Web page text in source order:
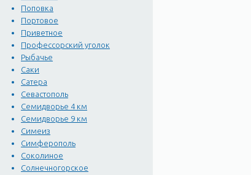
Поповка
Портовое
Приветное
Профессорский уголок
Рыбачье
Саки
Сатера
Севастополь
Семидворье 4 км
Семидворье 9 км
Симеиз
Симферополь
Соколиное
Солнечногорское